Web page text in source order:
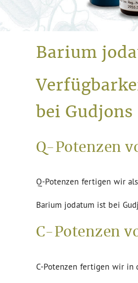
Barium
bei Gudjons
Q-Potenzen
Q-Potenzen fertigen wir
Barium jodatum ist bei
C-Potenzen
C-Potenzen fertigen wir in